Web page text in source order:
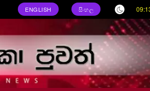
ENGLISH සිංහල